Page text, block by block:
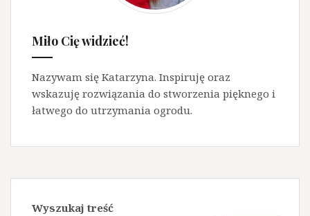
Miło Cię widzieć!
Nazywam się Katarzyna. Inspiruję oraz
wskazuję rozwiązania do stworzenia pięknego i
łatwego do utrzymania ogrodu.
Wyszukaj treść